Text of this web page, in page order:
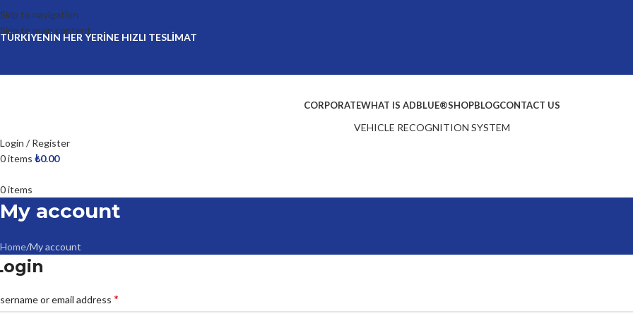
Skip to navigation
Skip to main content
TÜRKİYENİN HER YERİNE HIZLI TESLİMAT
CORPORATEWHAT IS ADBLUE®SHOPBLOGCONTACT US
VEHICLE RECOGNITION SYSTEM
Login / Register
0items ₺0.00
0items
My account
Home My account
or email address *